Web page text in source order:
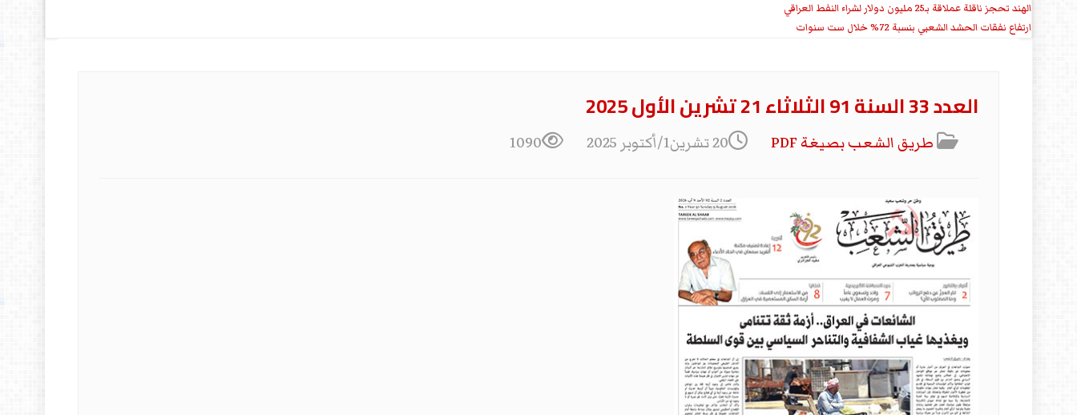
الهند تحجز ناقلة عملاقة بـ25 مليون دولار لشراء النفط العراقي
ارتفاع نفقات الحشد الشعبي بنسبة 72% خلال ست سنوات
العدد 33 السنة 91 الثلاثاء 21 تشرين الأول 2025
طريق الشعب بصيغة PDF 20 تشرين1/أكتوبر 2025 1090